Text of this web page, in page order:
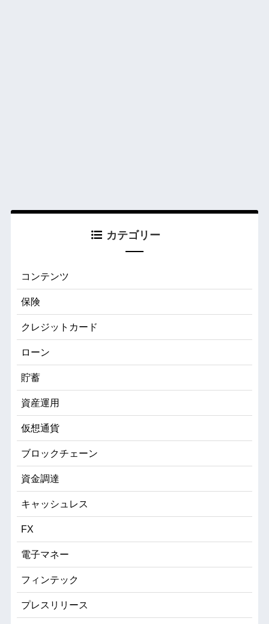
カテゴリー
コンテンツ
保険
クレジットカード
ローン
貯蓄
資産運用
仮想通貨
ブロックチェーン
資金調達
キャッシュレス
FX
電子マネー
フィンテック
プレスリリース